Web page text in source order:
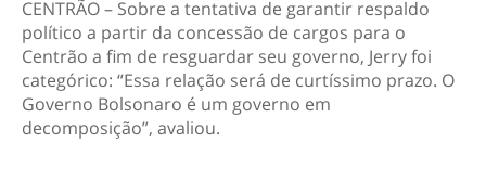
CENTRÃO – Sobre a tentativa de garantir respaldo
político a partir da concessão de cargos para o
Centrão a fim de resguardar seu governo, Jerry foi
categórico: “Essa relação será de curtíssimo prazo. O
Governo Bolsonaro é um governo em
decomposição”, avaliou.